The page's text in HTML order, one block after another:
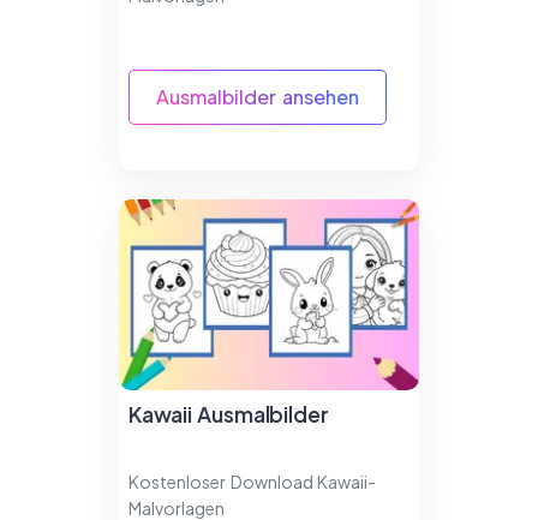
Ausmalbilder ansehen
Kawaii Ausmalbilder
Kostenloser Download Kawaii-
Malvorlagen